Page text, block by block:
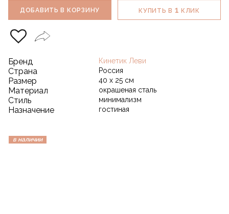
ДОБАВИТЬ В КОРЗИНУ КУПИТЬ В 1 КЛИК
Бренд Кинетик Леви
Страна Россия
Размер 40 х 25 см
Материал окрашеная сталь
Стиль минимализм
Назначение гостиная
в наличии